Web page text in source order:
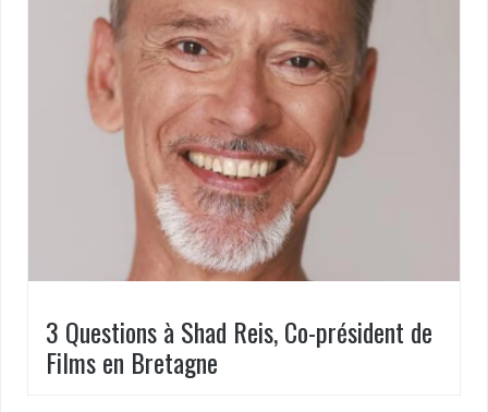
3 Questions à Shad Reis, Co-président de
Films en Bretagne